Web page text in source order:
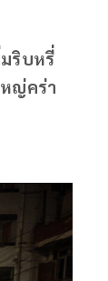
ริบหรี่
ญ่คร่า